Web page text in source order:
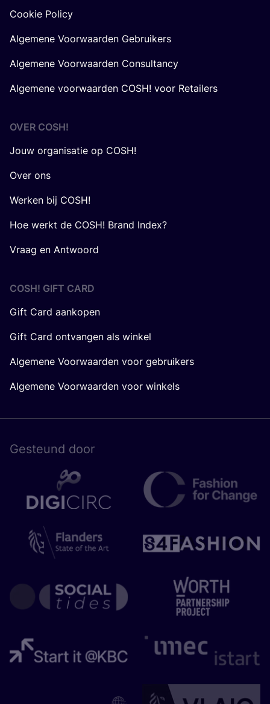
Cookie Policy
Algemene Voorwaarden Gebruikers
Algemene Voorwaarden Consultancy
Algemene voorwaarden COSH! voor Retailers
OVER COSH!
Jouw organisatie op COSH!
Over ons
Werken bij COSH!
Hoe werkt de COSH! Brand Index?
Vraag en Antwoord
COSH! GIFT CARD
Gift Card aankopen
Gift Card ontvangen als winkel
Algemene Voorwaarden voor gebruikers
Algemene Voorwaarden voor winkels
Gesteund door